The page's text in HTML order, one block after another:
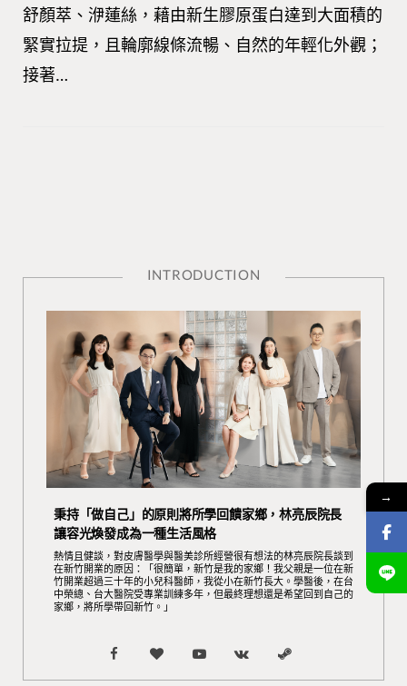
舒顏萃、洢蓮絲，藉由新生膠原蛋白達到大面積的
緊實拉提，且輪廓線條流暢、自然的年輕化外觀；
接著…
INTRODUCTION
秉持「做自己」的原則將所學回饋家鄉，林亮辰院長
讓容光煥發成為一種生活風格
熱情且健談，對皮膚醫學與醫美診所經營很有想法的林亮辰院長談到
在新竹開業的原因：「很簡單，新竹是我的家鄉！我父親是一位在新
竹開業超過三十年的小兒科醫師，我從小在新竹長大。學醫後，在台
中榮總、台大醫院受專業訓練多年，但最終理想還是希望回到自己的
家鄉，將所學帶回新竹。」
F
B
Y
V
S
→